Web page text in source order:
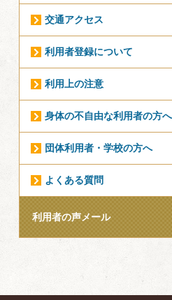
交通アクセス
利用者登録について
利用上の注意
身体の不自由な利用者の方へ
団体利用者・学校の方へ
よくある質問
利用者の声メール